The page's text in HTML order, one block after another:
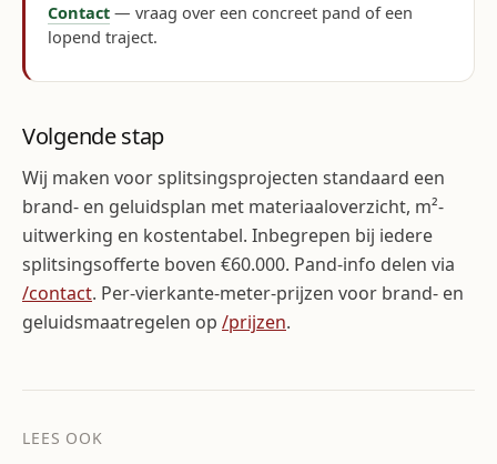
Contact — vraag over een concreet pand of een
lopend traject.
Volgende stap
Wij maken voor splitsingsprojecten standaard een
brand- en geluidsplan met materiaaloverzicht, m²-
uitwerking en kostentabel. Inbegrepen bij iedere
splitsingsofferte boven €60.000. Pand-info delen via
/contact. Per-vierkante-meter-prijzen voor brand- en
geluidsmaatregelen op /prijzen.
LEES OOK